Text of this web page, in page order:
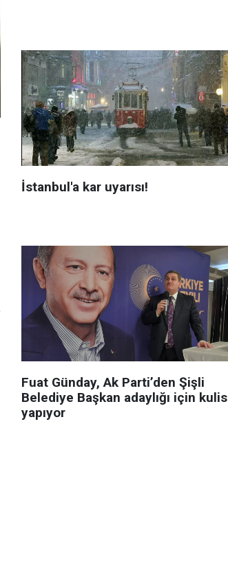
İstanbul'a kar uyarısı!
Fuat Günday, Ak Parti’den Şişli
Belediye Başkan adaylığı için kulis
yapıyor